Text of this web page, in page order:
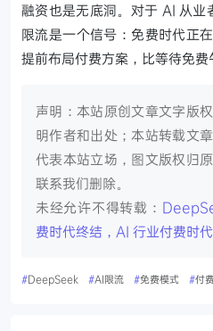
融资也是无底洞。对于 AI 从
限流是一个信号：免费时代正
提前布局付费方案，比等待免费
声明：本站原创文章文字版
明作者和出处；本站转载文
代表本站立场，图文版权归
联系我们删除。
未经允许不得转载：
费时代终结，AI 行业付费时
#DeepSeek #AI限流 #免费模式 #付